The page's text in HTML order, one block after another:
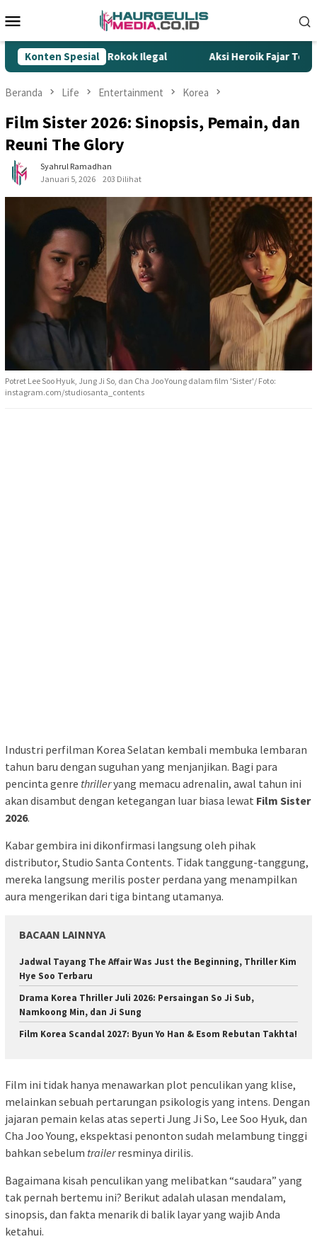
ke
Mobile
Konten Spesial
Rokok Ilegal Aksi Heroik Fajar Temukan Bocah
Beranda Life Entertainment Korea
Film Sister 2026: Sinopsis, Pemain, dan
Reuni The Glory
Syahrul Ramadhan
Januari 5, 2026
203 Dilihat
Potret Lee Soo Hyuk, Jung Ji So, dan Cha Joo Young dalam film 'Sister'/ Foto:
instagram.com/studiosanta_contents
Industri perfilman Korea Selatan kembali membuka lembaran
tahun baru dengan suguhan yang menjanjikan. Bagi para
pencinta genre thrilleryang memacu adrenalin, awal tahun ini
akan disambut dengan ketegangan luar biasa lewat Film Sister
2026.
Kabar gembira ini dikonfirmasi langsung oleh pihak
distributor, Studio Santa Contents. Tidak tanggung-tanggung,
mereka langsung merilis poster perdana yang menampilkan
aura mengerikan dari tiga bintang utamanya.
BACAAN LAINNYA
Jadwal Tayang The Affair Was Just the Beginning, Thriller Kim
Hye Soo Terbaru
Drama Korea Thriller Juli 2026: Persaingan So Ji Sub,
Namkoong Min, dan Ji Sung
Film Korea Scandal 2027: Byun Yo Han & Esom Rebutan Takhta!
Film ini tidak hanya menawarkan plot penculikan yang klise,
melainkan sebuah pertarungan psikologis yang intens. Dengan
jajaran pemain kelas atas seperti Jung Ji So, Lee Soo Hyuk, dan
Cha Joo Young, ekspektasi penonton sudah melambung tinggi
bahkan sebelum trailerresminya dirilis.
Bagaimana kisah penculikan yang melibatkan “saudara” yang
tak pernah bertemu ini? Berikut adalah ulasan mendalam,
sinopsis, dan fakta menarik di balik layar yang wajib Anda
ketahui.